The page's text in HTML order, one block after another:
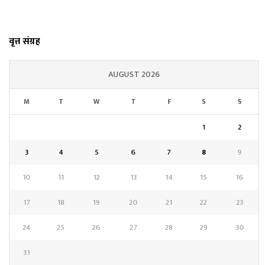
वृत्त संग्रह
AUGUST 2026
M T W T F S S
1
2
3
4 5 6 7 8
9
10
11 12 13 14 15
16
17
18 19 20 21 22
23
24
25 26 27 28 29
30
31